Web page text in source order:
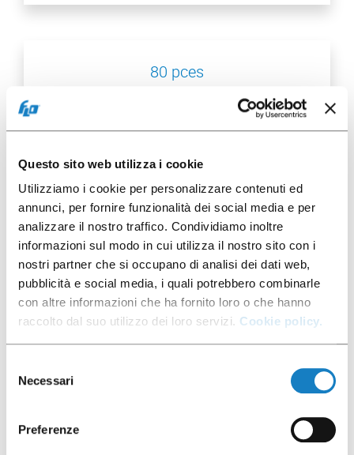
Questo sito web utilizza i cookie
Utilizziamo i cookie per personalizzare contenuti ed
annunci, per fornire funzionalità dei social media e per
analizzare il nostro traffico. Condividiamo inoltre
informazioni sul modo in cui utilizza il nostro sito con i
nostri partner che si occupano di analisi dei dati web,
pubblicità e social media, i quali potrebbero combinarle
con altre informazioni che ha fornito loro o che hanno
raccolto dal suo utilizzo dei loro servizi. Cookie policy.
delNecessari
Preferenze
80 pces
072127
G.18-21cl/7oz URBAN